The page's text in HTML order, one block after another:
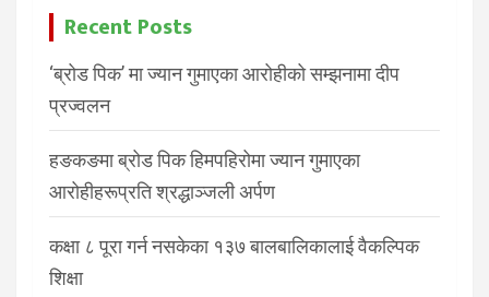
Recent Posts
‘ब्रोड पिक’ मा ज्यान गुमाएका आरोहीको सम्झनामा दीप
प्रज्वलन
हङकङमा ब्रोड पिक हिमपहिरोमा ज्यान गुमाएका
आरोहीहरूप्रति श्रद्धाञ्जली अर्पण
कक्षा ८ पूरा गर्न नसकेका १३७ बालबालिकालाई वैकल्पिक
शिक्षा